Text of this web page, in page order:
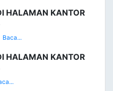
HALAMAN KANTOR
Baca...
HALAMAN KANTOR